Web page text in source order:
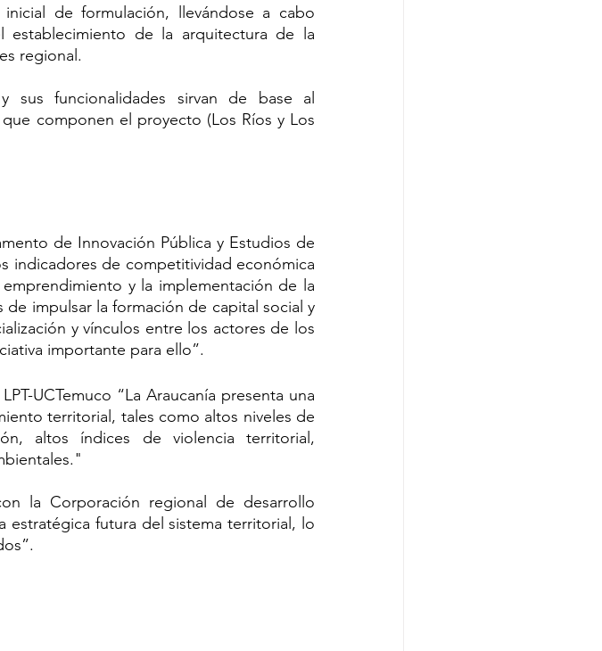
de formulación, llevándose a cabo
establecimiento de la arquitectura de la
regional.
sus funcionalidades sirvan de base al
componen el proyecto (Los Ríos y Los
de Innovación Pública y Estudios de
indicadores de competitividad económica
y la implementación de la
impulsar la formación de capital social y
y vínculos entre los actores de los
importante para ello”.
UCTemuco “La Araucanía presenta una
territorial, tales como altos niveles de
altos índices de violencia territorial,
la Corporación regional de desarrollo
futura del sistema territorial, lo